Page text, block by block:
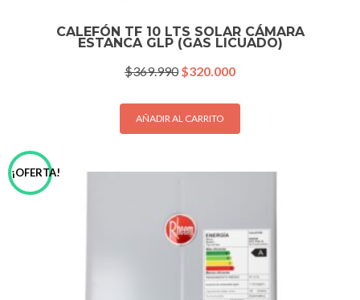
CALEFÓN TF 10 LTS SOLAR CÁMARA
ESTANCA GLP (GAS LICUADO)
$369.990 El
original
era:
$369.990.
$320.000El
actual
$320.000.
AÑADIR AL CARRITO
¡OFERTA!